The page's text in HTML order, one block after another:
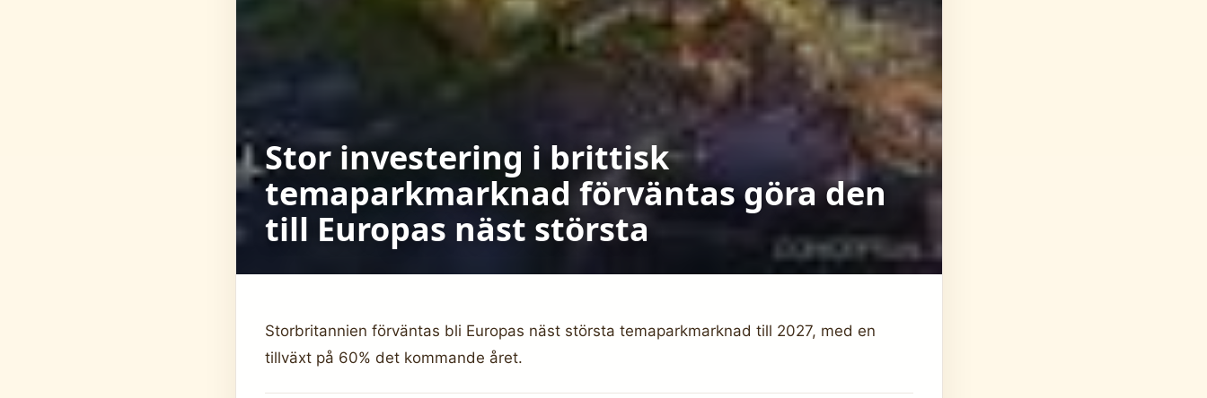
Stor investering i brittisk
temaparkmarknad förväntas göra den
till Europas näst största
Storbritannien förväntas bli Europas näst största temaparkmarknad till 2027, med en
tillväxt på 60% det kommande året.